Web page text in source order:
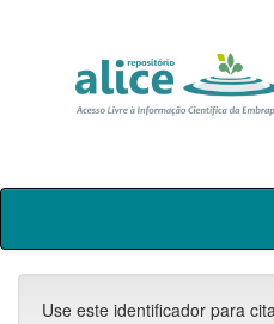
Skip
Use este identificador para